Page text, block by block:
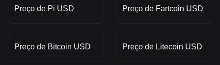
Preço de Pi USD Preço de Fartcoin USD
Preço de Bitcoin USD Preço de Litecoin USD